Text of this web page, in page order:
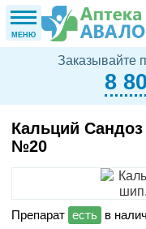
МЕНЮ
Заказывайте
8
Кальций
№20
в